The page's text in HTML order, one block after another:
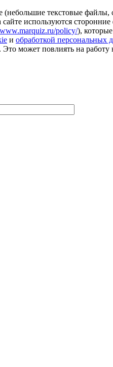
текстовые файлы,
сайте используются
policy/),
и обработкой персональных
Это может повлиять на